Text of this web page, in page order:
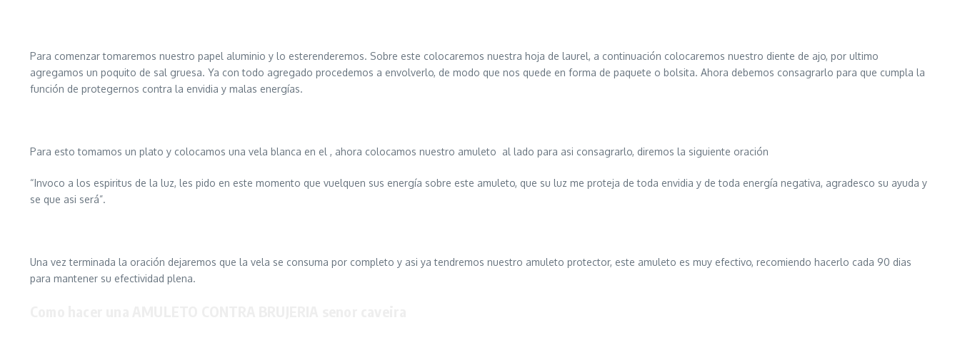
Para comenzar tomaremos nuestro papel aluminio y lo esterenderemos. Sobre este colocaremos nuestra hoja de laurel, a continuación colocaremos nuestro diente de ajo, por ultimo
agregamos un poquito de sal gruesa. Ya con todo agregado procedemos a envolverlo, de modo que nos quede en forma de paquete o bolsita. Ahora debemos consagrarlo para que cumpla la
función de protegernos contra la envidia y malas energías.
Para esto tomamos un plato y colocamos una vela blanca en el , ahora colocamos nuestro amuleto al lado para asi consagrarlo, diremos la siguiente oración
“Invoco a los espiritus de la luz, les pido en este momento que vuelquen sus energía sobre este amuleto, que su luz me proteja de toda envidia y de toda energía negativa, agradesco su ayuda y
se que asi será”.
Una vez terminada la oración dejaremos que la vela se consuma por completo y asi ya tendremos nuestro amuleto protector, este amuleto es muy efectivo, recomiendo hacerlo cada 90 dias
para mantener su efectividad plena.